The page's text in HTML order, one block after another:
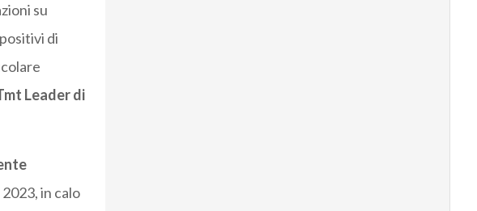
su
di
Leader di
in calo